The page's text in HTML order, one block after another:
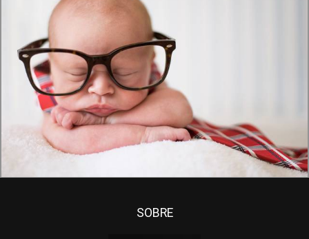
3864 126
SOBRE